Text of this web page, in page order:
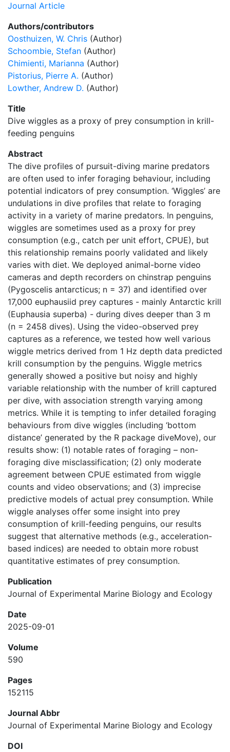
Journal Article
Authors/contributors
Oosthuizen, W. Chris (Author)
Schoombie, Stefan (Author)
Chimienti, Marianna (Author)
Pistorius, Pierre A. (Author)
Lowther, Andrew D. (Author)
Title
Dive wiggles as a proxy of prey consumption in krill-
feeding penguins
Abstract
The dive profiles of pursuit-diving marine predators
are often used to infer foraging behaviour, including
potential indicators of prey consumption. ‘Wiggles’ are
undulations in dive profiles that relate to foraging
activity in a variety of marine predators. In penguins,
wiggles are sometimes used as a proxy for prey
consumption (e.g., catch per unit effort, CPUE), but
this relationship remains poorly validated and likely
varies with diet. We deployed animal-borne video
cameras and depth recorders on chinstrap penguins
(Pygoscelis antarcticus; n = 37) and identified over
17,000 euphausiid prey captures - mainly Antarctic krill
(Euphausia superba) - during dives deeper than 3 m
(n = 2458 dives). Using the video-observed prey
captures as a reference, we tested how well various
wiggle metrics derived from 1 Hz depth data predicted
krill consumption by the penguins. Wiggle metrics
generally showed a positive but noisy and highly
variable relationship with the number of krill captured
per dive, with association strength varying among
metrics. While it is tempting to infer detailed foraging
behaviours from dive wiggles (including ‘bottom
distance’ generated by the R package diveMove), our
results show: (1) notable rates of foraging – non-
foraging dive misclassification; (2) only moderate
agreement between CPUE estimated from wiggle
counts and video observations; and (3) imprecise
predictive models of actual prey consumption. While
wiggle analyses offer some insight into prey
consumption of krill-feeding penguins, our results
suggest that alternative methods (e.g., acceleration-
based indices) are needed to obtain more robust
quantitative estimates of prey consumption.
Publication
Journal of Experimental Marine Biology and Ecology
Date
2025-09-01
Volume
590
Pages
152115
Journal Abbr
Journal of Experimental Marine Biology and Ecology
DOI